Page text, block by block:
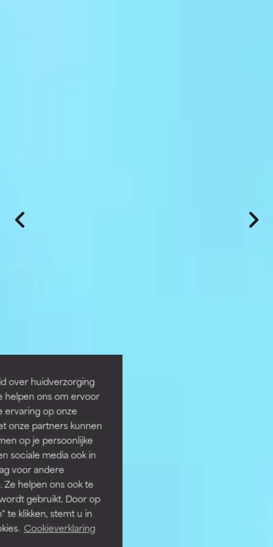
over huidverzorging
helpen ons om ervoor
ervaring op onze
onze partners kunnen
op je persoonlijke
sociale media ook in
voor andere
helpen ons ook te
gebruikt. Door op
te klikken, stemt u in
Cookieverklaring